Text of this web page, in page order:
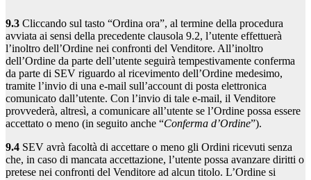
9.3 Cliccando sul tasto “Ordina ora”, al termine della procedura
avviata ai sensi della precedente clausola 9.2, l’utente effettuerà
l’inoltro dell’Ordine nei confronti del Venditore. All’inoltro
dell’Ordine da parte dell’utente seguirà tempestivamente conferma
da parte di SEV riguardo al ricevimento dell’Ordine medesimo,
tramite l’invio di una e-mail sull’account di posta elettronica
comunicato dall’utente. Con l’invio di tale e-mail, il Venditore
provvederà, altresì, a comunicare all’utente se l’Ordine possa essere
accettato o meno (in seguito anche “Conferma d’Ordine”).
9.4 SEV avrà facoltà di accettare o meno gli Ordini ricevuti senza
che, in caso di mancata accettazione, l’utente possa avanzare diritti o
pretese nei confronti del Venditore ad alcun titolo. L’Ordine si